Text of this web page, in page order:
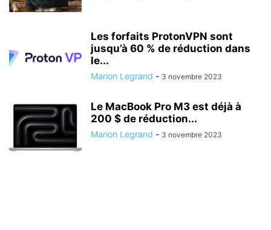
Les forfaits ProtonVPN sont
jusqu’à 60 % de réduction dans
le...
Marion Legrand - 3 novembre 2023
Le MacBook Pro M3 est déjà à
200 $ de réduction...
Marion Legrand - 3 novembre 2023